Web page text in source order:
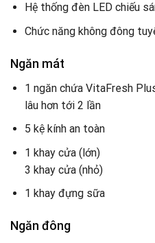
Hệ thống đèn LED chiếu
Chức năng không đông
Ngăn mát
1 ngăn chứa VitaFresh
lâu hơn tới 2 lần
5 kệ kính an toàn
1 khay cửa (lớn)
3 khay cửa (nhỏ)
1 khay đựng sữa
Ngăn đông